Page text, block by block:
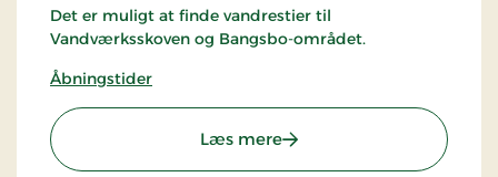
Det er muligt at finde vandrestier til
Vandværksskoven og Bangsbo-området.
Åbningstider
Læs mere: Cloostårnet